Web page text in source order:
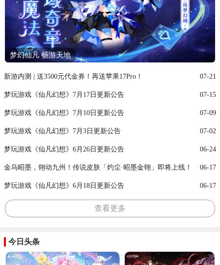
梦幻仙凡 畅游天地
新游内测 | 送3500元代金券！再送苹果17Pro！ 07-21
梦玩游戏《仙凡幻想》7月17日更新公告 07-15
梦玩游戏《仙凡幻想》7月10日更新公告 07-09
梦玩游戏《仙凡幻想》7月3日更新公告 07-02
梦玩游戏《仙凡幻想》6月26日更新公告 06-24
金乌昭墨，翎动九州！传说皮肤「灼尘·昭墨金翎」即将上线！ 06-17
梦玩游戏《仙凡幻想》6月18日更新公告 06-17
查看更多
今日头条